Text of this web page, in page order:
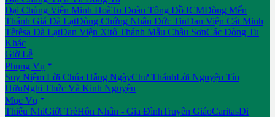
Đại Chủng Viện Minh HoàTu Đoàn Tông Đồ ICMDòng Mến
Thánh Giá Đà LạtDòng Chứng Nhân Đức TinĐan Viện Cát Minh
Têrêsa Đà LạtĐan Viện Xitô Thánh Mẫu Châu SơnCác Dòng Tu
Khác
Giờ Lễ
Phụng Vụ 
Suy Niệm Lời Chúa Hằng NgàyChư ThánhLời Nguyện Tín
HữuNghi Thức Và Kinh Nguyện
Mục Vụ 
Thiếu NhiGiới TrẻHôn Nhân - Gia ĐìnhTruyền GiáoCaritasDi